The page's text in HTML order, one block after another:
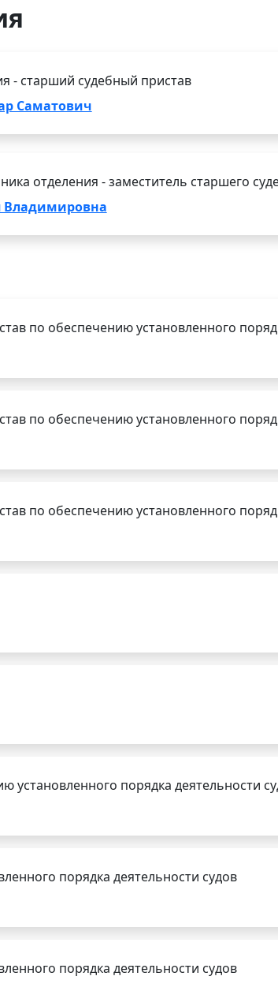
- старший судебный пристав
Саматович
отделения - заместитель старшего
Владимировна
по обеспечению установленного
по обеспечению установленного
по обеспечению установленного
порядка деятельности
порядка деятельности судов
порядка деятельности судов